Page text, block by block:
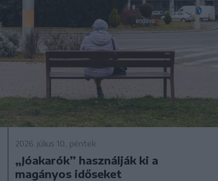
2026. július 10., péntek
„Jóakarók” használják ki a
magányos időseket